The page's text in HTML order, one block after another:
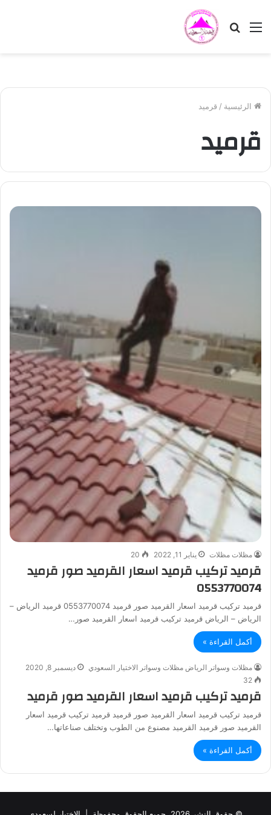
القائمة بحث
الرئيسية / قرميد
قرميد
مظلات مظلات يناير 11, 2022 20
قرميد تركيب قرميد اسعار القرميد صور قرميد
0553770074
قرميد تركيب قرميد اسعار القرميد صور قرميد 0553770074 قرميد الرياض –
الرياض – الرياض قرميد تركيب قرميد اسعار القرميد صور…
أكمل القراءة »
مظلات وسواتر الرياض مظلات وسواتر الاختيار السعودي
ديسمبر 8, 2020
32
قرميد تركيب قرميد اسعار القرميد صور قرميد
قرميد تركيب قرميد اسعار القرميد صور قرميد قرميد تركيب قرميد اسعار
القرميد صور قرميد القرميد مصنوع من الطوب وتختلف صناعاتها…
أكمل القراءة »